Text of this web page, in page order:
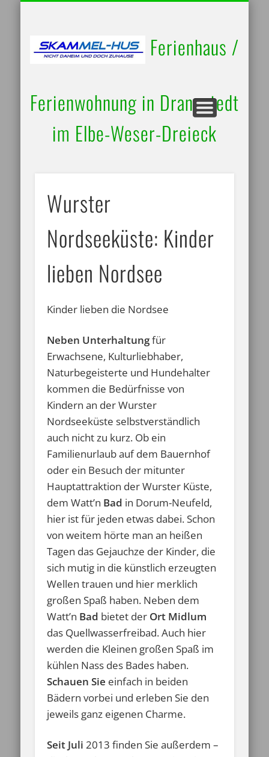
Ferienhaus /
Ferienwohnung in Drangstedt
im Elbe-Weser-Dreieck
Wurster
Nordseeküste: Kinder
lieben Nordsee
Kinder lieben die Nordsee
Neben Unterhaltungfür
Erwachsene, Kulturliebhaber,
Naturbegeisterte und Hundehalter
kommen die Bedürfnisse von
Kindern an der Wurster
Nordseeküste selbstverständlich
auch nicht zu kurz. Ob ein
Familienurlaub auf dem Bauernhof
oder ein Besuch der mitunter
Hauptattraktion der Wurster Küste,
dem Watt’n Bad in Dorum-Neufeld,
hier ist für jeden etwas dabei. Schon
von weitem hörte man an heißen
Tagen das Gejauchze der Kinder, die
sich mutig in die künstlich erzeugten
Wellen trauen und hier merklich
großen Spaß haben. Neben dem
Watt’n Bad bietet der Ort Midlum
das Quellwasserfreibad. Auch hier
werden die Kleinen großen Spaß im
kühlen Nass des Bades haben.
Schauen Sie einfach in beiden
Bädern vorbei und erleben Sie den
jeweils ganz eigenen Charme.
Seit Juli 2013 finden Sie außerdem –